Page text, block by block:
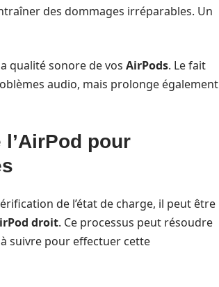
des dommages irréparables. Un
qualité sonore de vos AirPods. Le fait
audio, mais prolonge également
pour
de l’état de charge, il peut être
droit. Ce processus peut résoudre
suivre pour effectuer cette